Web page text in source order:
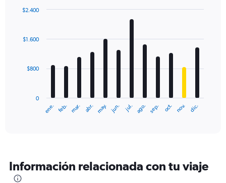
with
12
The
categories.
The
ene. feb. mar. abr. may. jun. jul. ago. sep. oct. nov. dic.
0
$800
$1.600
$2.400
Información relacionada con tu viaje